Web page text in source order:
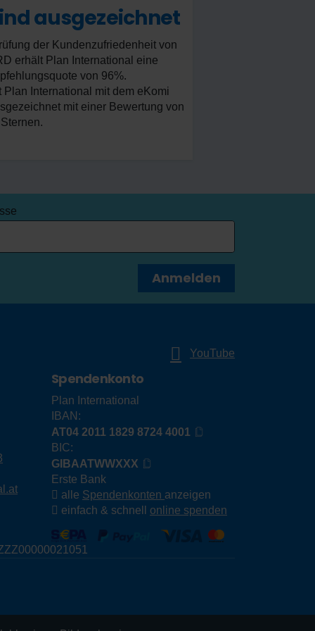
ausgezeichnet
der Kundenzufriedenheit von
erhält Plan International eine
von 96%.
Plan International mit dem eKomi
mit einer Bewertung von
Anmelden
YouTube
Spendenkonto
Plan International
IBAN:
AT04 2011 1829 8724 4001
BIC:
GIBAATWWXXX
Erste Bank
alle Spendenkonten anzeigen
einfach & schnell online spenden